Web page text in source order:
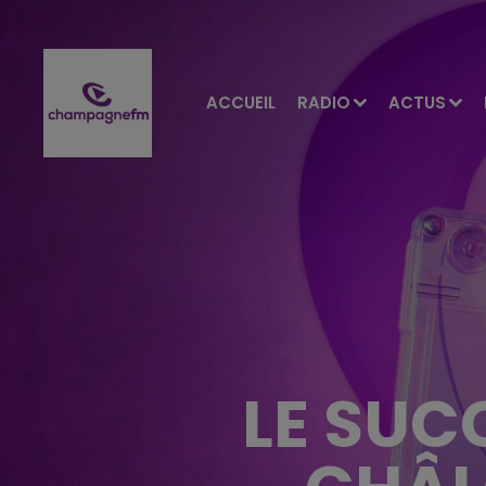
ACCUEIL RADIO ACTUS
LE